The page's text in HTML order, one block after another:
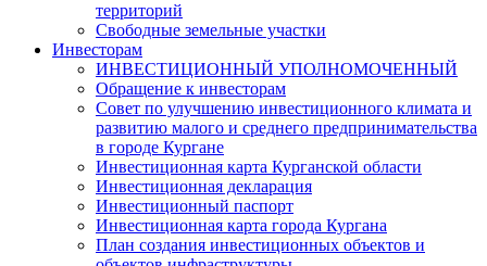
территорий
Свободные земельные участки
Инвесторам
ИНВЕСТИЦИОННЫЙ УПОЛНОМОЧЕННЫЙ
Обращение к инвесторам
Совет по улучшению инвестиционного климата и
развитию малого и среднего предпринимательства
в городе Кургане
Инвестиционная карта Курганской области
Инвестиционная декларация
Инвестиционный паспорт
Инвестиционная карта города Кургана
План создания инвестиционных объектов и